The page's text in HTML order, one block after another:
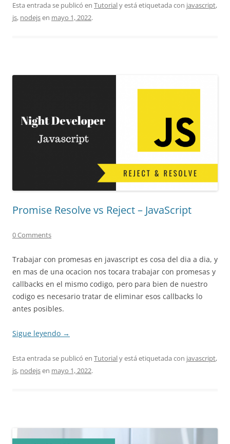
Esta entrada se publicó en Tutorialy está etiquetada con javascript,
js, nodejsen mayo 1, 2022.
Promise Resolve vs Reject – JavaScript
0 Comments
Trabajar con promesas en javascript es cosa del dia a dia, y
en mas de una ocacion nos tocara trabajar con promesas y
callbacks en el mismo codigo, pero para bien de nuestro
codigo es necesario tratar de eliminar esos callbacks lo
antes posibles.
Sigue leyendo →
Esta entrada se publicó en Tutorialy está etiquetada con javascript,
js, nodejsen mayo 1, 2022.